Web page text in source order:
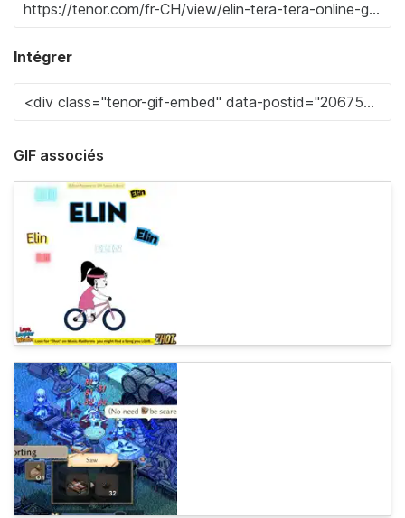
Intégrer
GIF associés